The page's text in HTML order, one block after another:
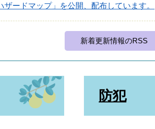
ザードマップ」を公開、配布しています。
新着更新情報のRSS
防犯